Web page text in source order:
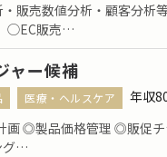
販売数値分析・顧客分析
◯EC販売…
ャー候補
医療・ヘルスケア
年収
◎製品価格管理 ◎販促
グ…